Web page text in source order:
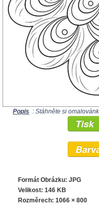
Popis : Stáhněte si
Tisk
Formát Obrázku: JPG
Velikost: 146 KB
Rozměrech: 1066 × 800